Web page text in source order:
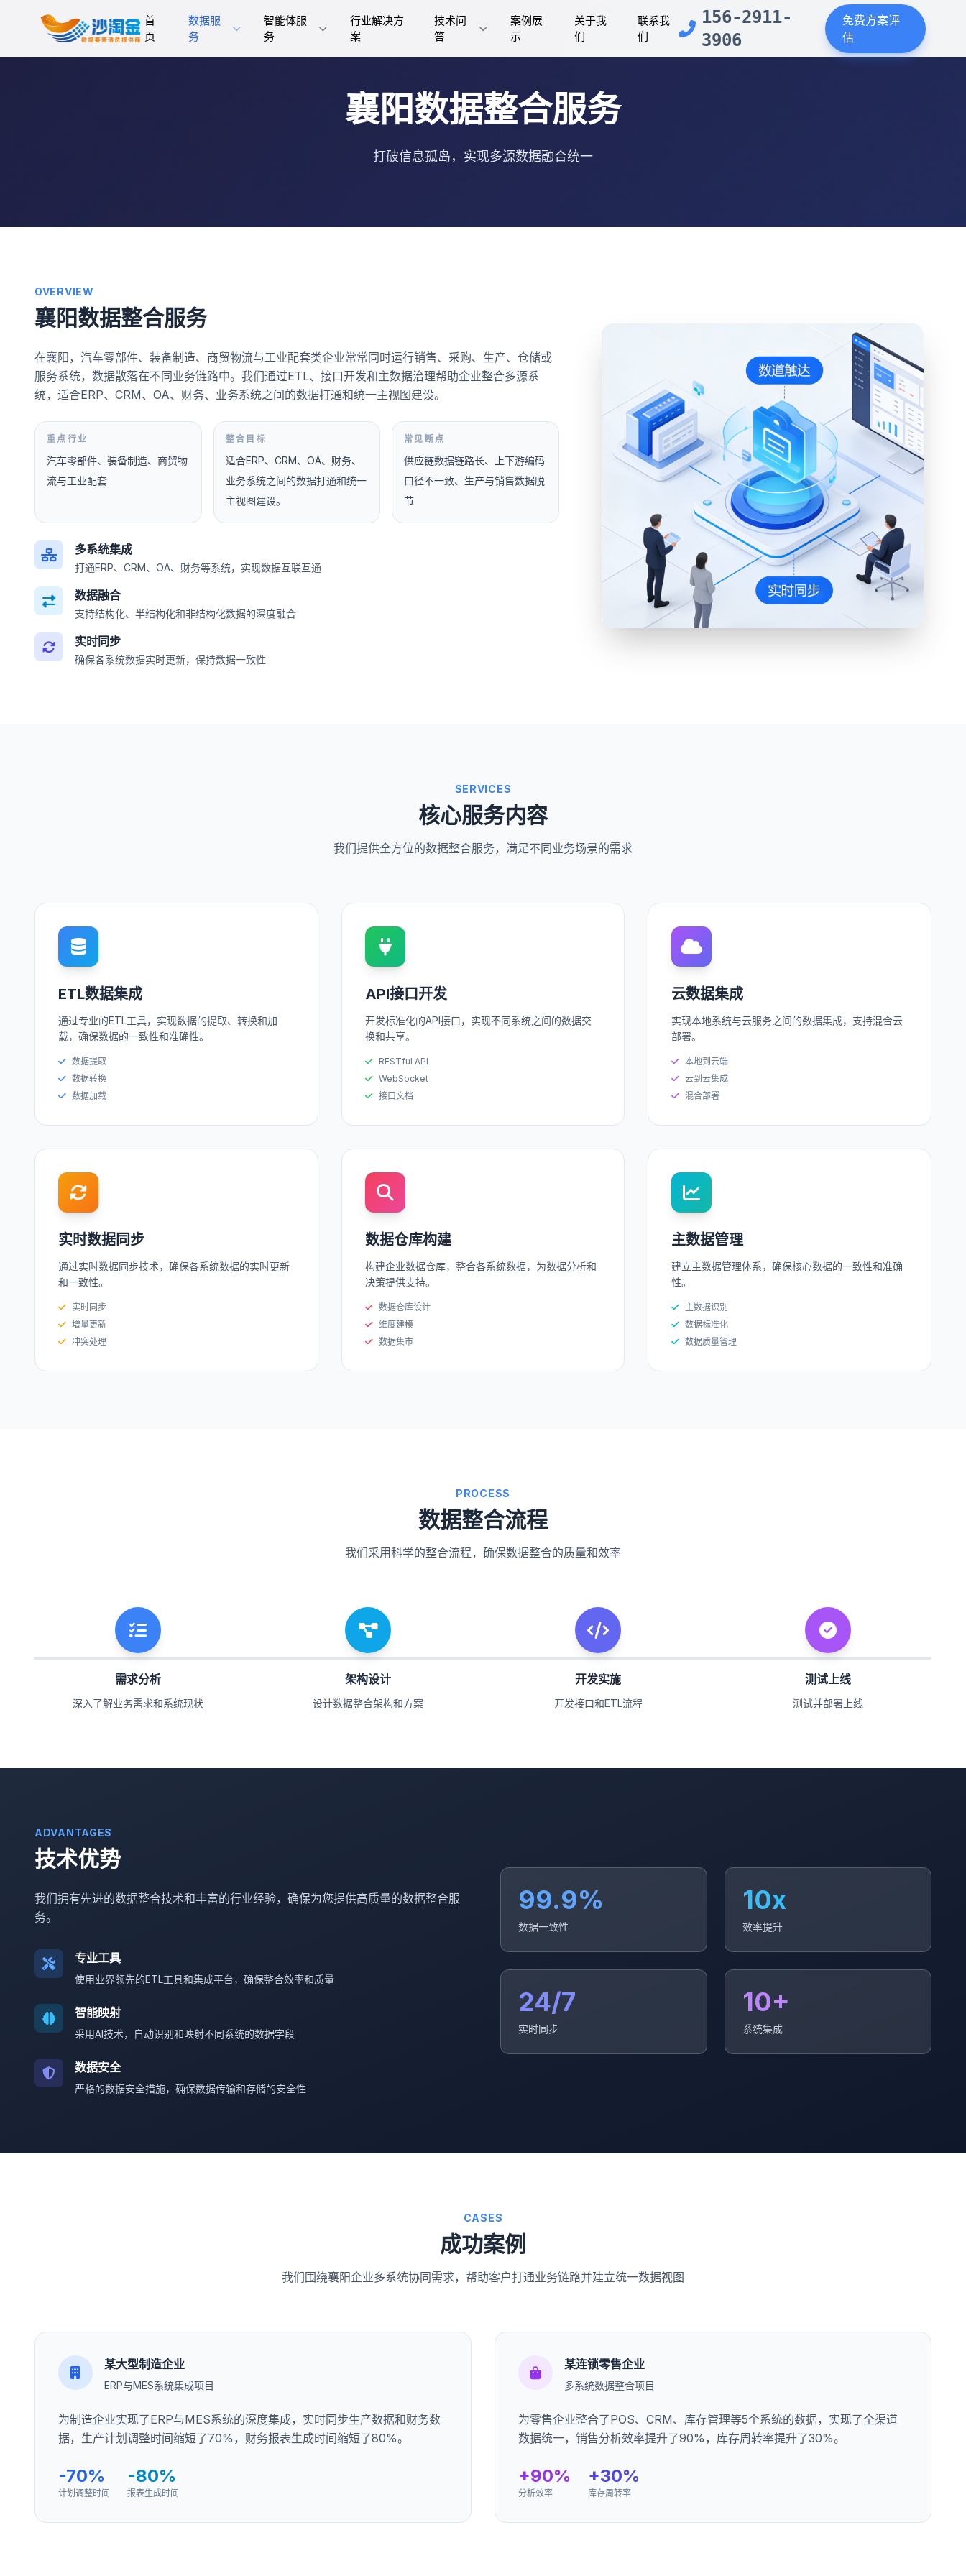
首
页
数据服
务
智能体服
务
行业解决方
案
技术问
答
案例展
示
关于我
们
联系我
们
156-2911-
3906
免费方案评
估
襄阳数据整合服务
打破信息孤岛，实现多源数据融合统一
OVERVIEW
襄阳数据整合服务
在襄阳，汽车零部件、装备制造、商贸物流与工业配套类企业常常同时运行销售、采购、生产、仓储或
服务系统，数据散落在不同业务链路中。我们通过ETL、接口开发和主数据治理帮助企业整合多源系
统，适合ERP、CRM、OA、财务、业务系统之间的数据打通和统一主视图建设。
重点行业
汽车零部件、装备制造、商贸物
流与工业配套
整合目标
适合ERP、CRM、OA、财务、
业务系统之间的数据打通和统一
主视图建设。
常见断点
供应链数据链路长、上下游编码
口径不一致、生产与销售数据脱
节
多系统集成
打通ERP、CRM、OA、财务等系统，实现数据互联互通
数据融合
支持结构化、半结构化和非结构化数据的深度融合
实时同步
确保各系统数据实时更新，保持数据一致性
SERVICES
核心服务内容
我们提供全方位的数据整合服务，满足不同业务场景的需求
ETL数据集成
通过专业的ETL工具，实现数据的提取、转换和加
载，确保数据的一致性和准确性。
数据提取
数据转换
数据加载
API接口开发
开发标准化的API接口，实现不同系统之间的数据交
换和共享。
RESTful API
WebSocket
接口文档
云数据集成
实现本地系统与云服务之间的数据集成，支持混合云
部署。
本地到云端
云到云集成
混合部署
实时数据同步
通过实时数据同步技术，确保各系统数据的实时更新
和一致性。
实时同步
增量更新
冲突处理
数据仓库构建
构建企业数据仓库，整合各系统数据，为数据分析和
决策提供支持。
数据仓库设计
维度建模
数据集市
主数据管理
建立主数据管理体系，确保核心数据的一致性和准确
性。
主数据识别
数据标准化
数据质量管理
PROCESS
数据整合流程
我们采用科学的整合流程，确保数据整合的质量和效率
需求分析
深入了解业务需求和系统现状
架构设计
设计数据整合架构和方案
开发实施
开发接口和ETL流程
测试上线
测试并部署上线
ADVANTAGES
技术优势
我们拥有先进的数据整合技术和丰富的行业经验，确保为您提供高质量的数据整合服
务。
专业工具
使用业界领先的ETL工具和集成平台，确保整合效率和质量
智能映射
采用AI技术，自动识别和映射不同系统的数据字段
数据安全
严格的数据安全措施，确保数据传输和存储的安全性
99.9%
数据一致性
10x
效率提升
24/7
实时同步
10+
系统集成
CASES
成功案例
我们围绕襄阳企业多系统协同需求，帮助客户打通业务链路并建立统一数据视图
某大型制造企业
ERP与MES系统集成项目
为制造企业实现了ERP与MES系统的深度集成，实时同步生产数据和财务数
据，生产计划调整时间缩短了70%，财务报表生成时间缩短了80%。
-70%
计划调整时间
-80%
报表生成时间
某连锁零售企业
多系统数据整合项目
为零售企业整合了POS、CRM、库存管理等5个系统的数据，实现了全渠道
数据统一，销售分析效率提升了90%，库存周转率提升了30%。
+90%
分析效率
+30%
库存周转率